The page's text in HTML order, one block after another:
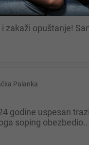
i zakaži opuštanje!
Palanka
soping